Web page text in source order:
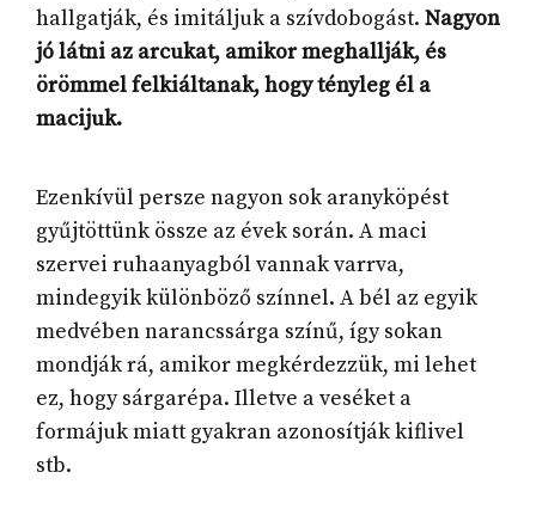
hallgatják, és imitáljuk a szívdobogást. Nagyon
jó látni az arcukat, amikor meghallják, és
örömmel felkiáltanak, hogy tényleg él a
macijuk.
Ezenkívül persze nagyon sok aranyköpést
gyűjtöttünk össze az évek során. A maci
szervei ruhaanyagból vannak varrva,
mindegyik különböző színnel. A bél az egyik
medvében narancssárga színű, így sokan
mondják rá, amikor megkérdezzük, mi lehet
ez, hogy sárgarépa. Illetve a veséket a
formájuk miatt gyakran azonosítják kiflivel
stb.